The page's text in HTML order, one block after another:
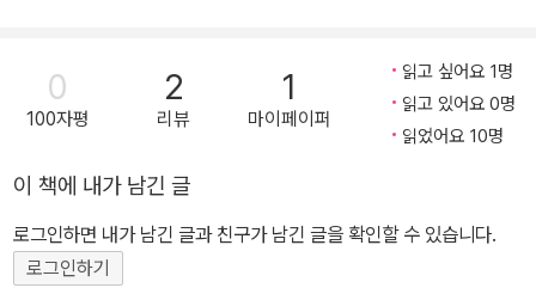
받고 있다. 그녀의 방한에 맞추어 10월 18일 14시 국립 어린이 청소
년 도서관에서 <교사 대상 강연회>와 같은 날 17시 교보문고 광화문
점에서 <저자 사인회>, 10월 19일 13시 강남 대치 도서관에서 <어
<저자 사인회>가 예정되어 있다. 작고 사랑스런 소녀 엠마를 통해 아
이의 심리를 재치 있게 풀어낸 재미난 생활 동화 <엠마>시리즈는 수
지 모건스턴의 손녀 이야기로 더욱 사실감이 묻어나는 생활 동화이
0
100자평
2
리뷰
1
마이페이퍼
읽고 싶어요 1명
읽고 있어요 0명
읽었어요 10명
이 책에 내가 남긴 글
로그인하면 내가 남긴 글과 친구가 남긴 글을 확인할 수 있습니다.
로그인하기